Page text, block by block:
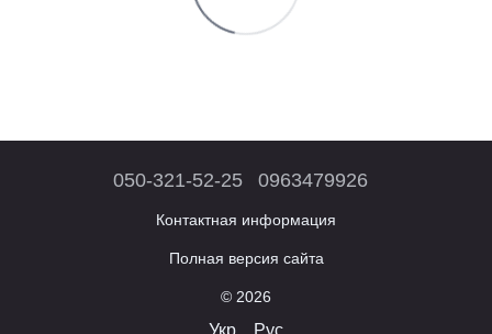
050-321-52-25 0963479926
Контактная информация
Полная версия сайта
© 2026
Укр Рус